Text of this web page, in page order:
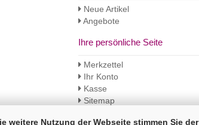
Nutzung der Webseite stimmen Sie der
Neue Artikel
Angebote
Ihre persönliche Seite
Merkzettel
Ihr Konto
Kasse
Sitemap